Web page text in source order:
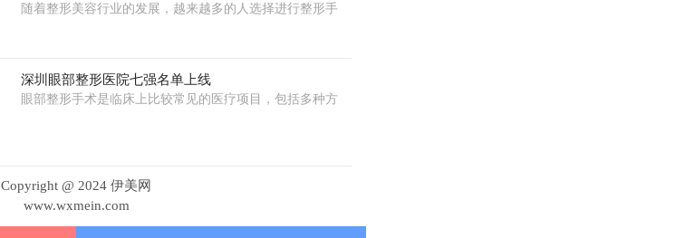
随着整形美容行业的发展，越来越多的人选择进行整形手
深圳眼部整形医院七强名单上线
眼部整形手术是临床上比较常见的医疗项目，包括多种方
Copyright @ 2024 伊美网
www.wxmein.com